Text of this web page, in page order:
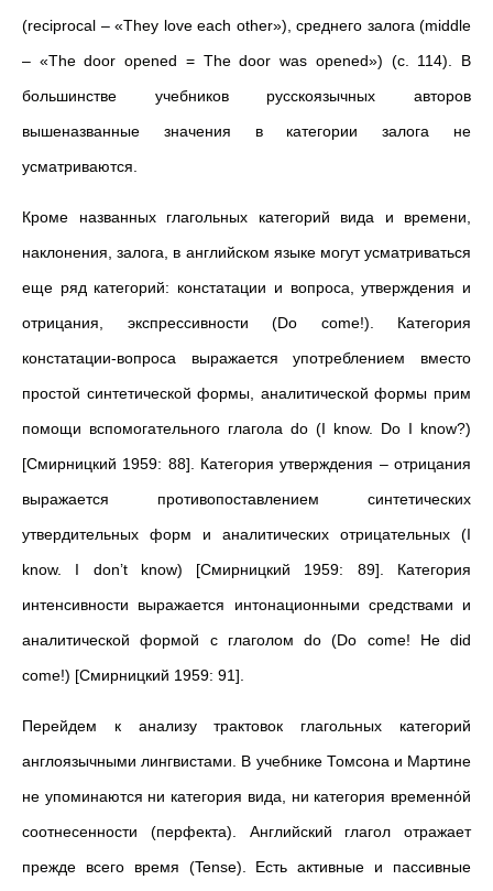
(reciprocal – «They love each other»), среднего залога (middle
– «The door opened = The door was opened») (с. 114). В
большинстве учебников русскоязычных авторов
вышеназванные значения в категории залога не
усматриваются.
Кроме названных глагольных категорий вида и времени,
наклонения, залога, в английском языке могут усматриваться
еще ряд категорий: констатации и вопроса, утверждения и
отрицания, экспрессивности (Do come!). Категория
констатации-вопроса выражается употреблением вместо
простой синтетической формы, аналитической формы прим
помощи вспомогательного глагола do (I know. Do I know?)
[Смирницкий 1959: 88]. Категория утверждения – отрицания
выражается противопоставлением синтетических
утвердительных форм и аналитических отрицательных (I
know. I don’t know) [Смирницкий 1959: 89]. Категория
интенсивности выражается интонационными средствами и
аналитической формой с глаголом do (Do come! He did
come!) [Смирницкий 1959: 91].
Перейдем к анализу трактовок глагольных категорий
англоязычными лингвистами. В учебнике Томсона и Мартине
не упоминаются ни категория вида, ни категория временнόй
соотнесенности (перфекта). Английский глагол отражает
прежде всего время (Tense). Есть активные и пассивные